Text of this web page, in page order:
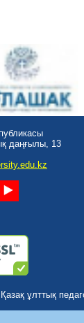
даңғылы, 13
ұлттық